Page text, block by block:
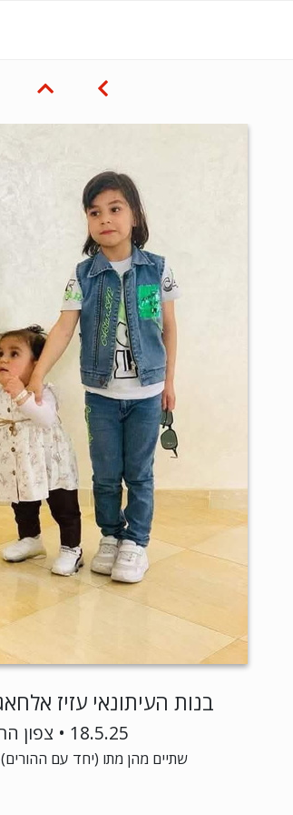
בנות העיתונאי עזיז
18.5.25 • צפון הרצועה
שתיים מהן מתו (יחד עם